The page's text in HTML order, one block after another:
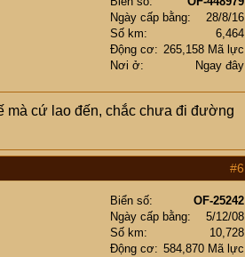
Ngày cấp bằng
28/8/16
Số km
6,464
Động cơ
265,158 Mã lực
Nơi ở
Ngay đây
mà cứ lao đến, chắc chưa đi đường
#6
Biển số
OF-25242
Ngày cấp bằng
5/12/08
Số km
10,728
Động cơ
584,870 Mã lực